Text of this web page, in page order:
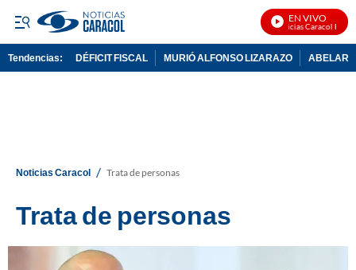
EN VIVO
Noticias Caracol En Vivo
Tendencias: DÉFICIT FISCAL MURIÓ ALFONSO LIZARAZO
Noticias Caracol / Trata de personas
Trata de personas